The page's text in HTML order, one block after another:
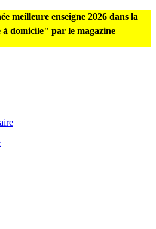
meilleure enseigne 2026 dans la
domicile" par le magazine